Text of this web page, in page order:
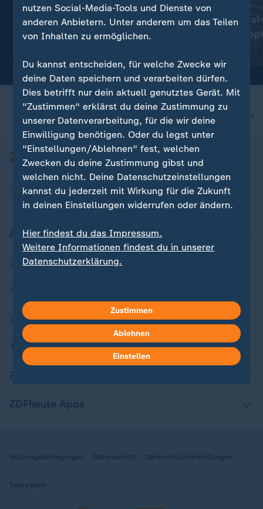
Berlin
Kostendruck gefährdet
Clubszene
US-Berufungsgericht
Trumps
nach oben
Aktuell bei ZDFheute
Zuletzt veröffentlicht
ZDFheute Stories
Themen im Überblick
Nutzungsbedingungen Datenschutz Datenschutzeinstellungen
Impressum
nutzen Social-Media-Tools und Dienste von
anderen Anbietern. Unter anderem um das Teilen
von Inhalten zu ermöglichen.
Du kannst entscheiden, für welche Zwecke wir
deine Daten speichern und verarbeiten dürfen.
Dies betrifft nur dein aktuell genutztes Gerät. Mit
"Zustimmen" erklärst du deine Zustimmung zu
unserer Datenverarbeitung, für die wir deine
Einwilligung benötigen. Oder du legst unter
"Einstellungen/Ablehnen" fest, welchen
Zwecken du deine Zustimmung gibst und
welchen nicht. Deine Datenschutzeinstellungen
kannst du jederzeit mit Wirkung für die Zukunft
in deinen Einstellungen widerrufen oder ändern.
Hier findest du das Impressum.
Weitere Informationen findest du in unserer
Datenschutzerklärung.
Zustimmen
Ablehnen
Einstellen